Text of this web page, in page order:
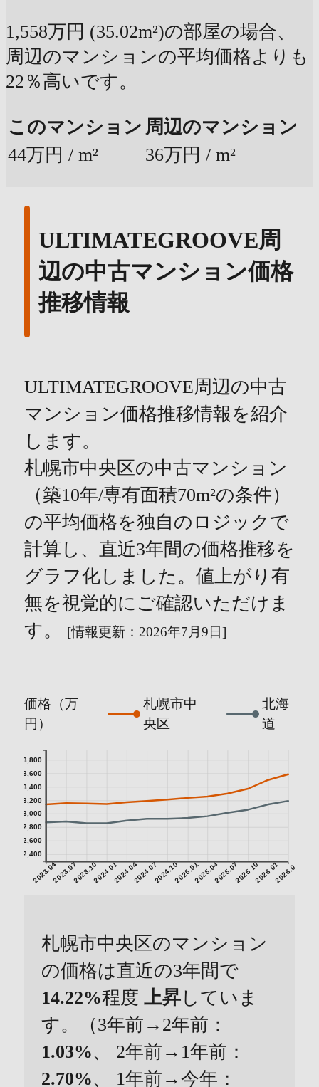
1,558万円 (35.02m²)の部屋の場合、
周辺のマンションの平均価格よりも
22％高いです。
このマンション 周辺のマンション
44万円 / m²
36万円 / m²
ULTIMATEGROOVE周
辺の中古マンション価格
推移情報
ULTIMATEGROOVE周辺の中古
マンション価格推移情報を紹介
します。
札幌市中央区の中古マンション
（築10年/専有面積70m²の条件）
の平均価格を独自のロジックで
計算し、直近3年間の価格推移を
グラフ化しました。値上がり有
無を視覚的にご確認いただけま
す。
[情報更新：2026年7月9日]
価格（万
円）
札幌市中
央区
北海
道
2023.042023.072023.102024.012024.042024.072024.102025.012025.042025.072025.102026.012026.04
2,400
2,600
2,800
3,000
3,200
3,400
3,600
3,800
札幌市中央区のマンション
の価格は直近の3年間で
14.22%程度 上昇していま
す。（3年前→2年前：
1.03%、 2年前→1年前：
2.70%、 1年前→今年：